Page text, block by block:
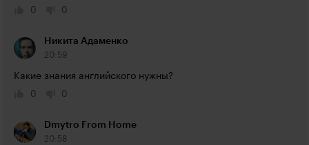
0
0
Никита Адаменко
20:59
Какие знания английского нужны?
0
0
Dmytro From Home
20:58